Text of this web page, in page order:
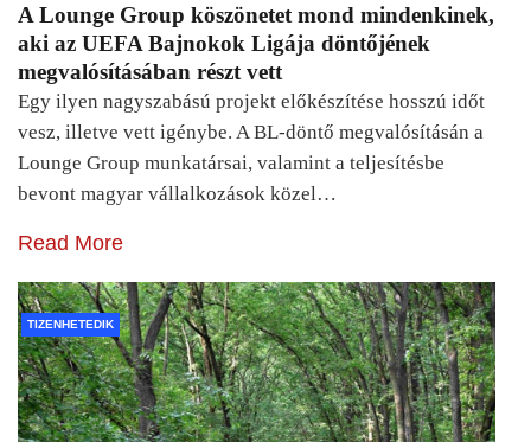
A Lounge Group köszönetet mond mindenkinek,
aki az UEFA Bajnokok Ligája döntőjének
megvalósításában részt vett
Egy ilyen nagyszabású projekt előkészítése hosszú időt
vesz, illetve vett igénybe. A BL-döntő megvalósításán a
Lounge Group munkatársai, valamint a teljesítésbe
bevont magyar vállalkozások közel…
Read More
TIZENHETEDIK